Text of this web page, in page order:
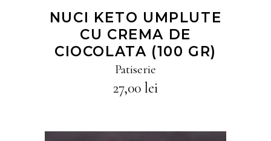
NUCI KETO UMPLUTE
CU CREMA DE
CIOCOLATA (100 GR)
Patiserie
27,00 lei